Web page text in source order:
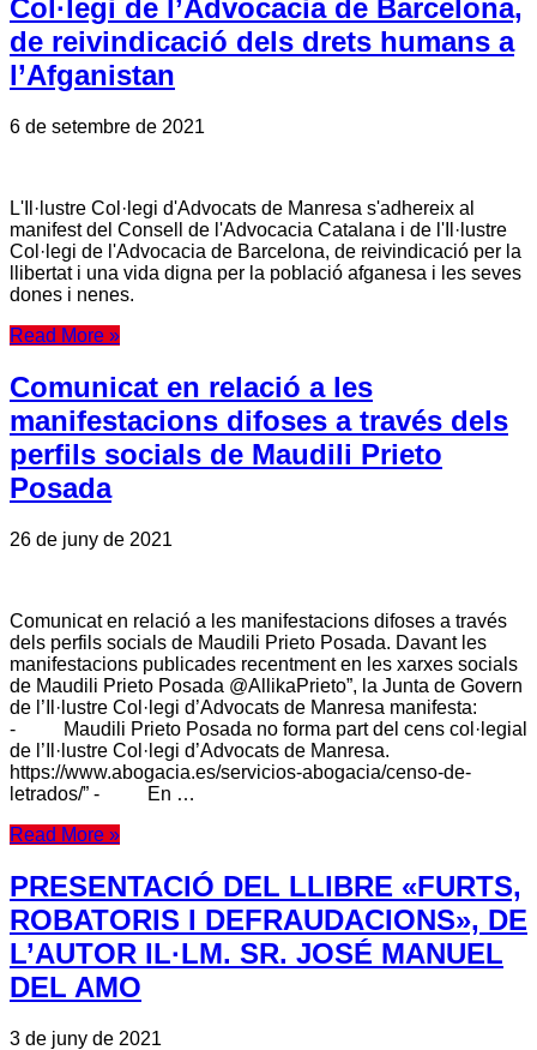
Col·legi de l’Advocacia de Barcelona,
de reivindicació dels drets humans a
l’Afganistan
6 de setembre de 2021
L'Il·lustre Col·legi d'Advocats de Manresa s'adhereix al
manifest del Consell de l'Advocacia Catalana i de l'Il·lustre
Col·legi de l'Advocacia de Barcelona, de reivindicació per la
llibertat i una vida digna per la població afganesa i les seves
dones i nenes.
Read More »
Comunicat en relació a les
manifestacions difoses a través dels
perfils socials de Maudili Prieto
Posada
26 de juny de 2021
Comunicat en relació a les manifestacions difoses a través
dels perfils socials de Maudili Prieto Posada. Davant les
manifestacions publicades recentment en les xarxes socials
de Maudili Prieto Posada @AllikaPrieto”, la Junta de Govern
de l’Il·lustre Col·legi d’Advocats de Manresa manifesta:
- Maudili Prieto Posada no forma part del cens col·legial
de l’Il·lustre Col·legi d’Advocats de Manresa.
https://www.abogacia.es/servicios-abogacia/censo-de-
letrados/” - En …
Read More »
PRESENTACIÓ DEL LLIBRE «FURTS,
ROBATORIS I DEFRAUDACIONS», DE
L’AUTOR IL·LM. SR. JOSÉ MANUEL
DEL AMO
3 de juny de 2021